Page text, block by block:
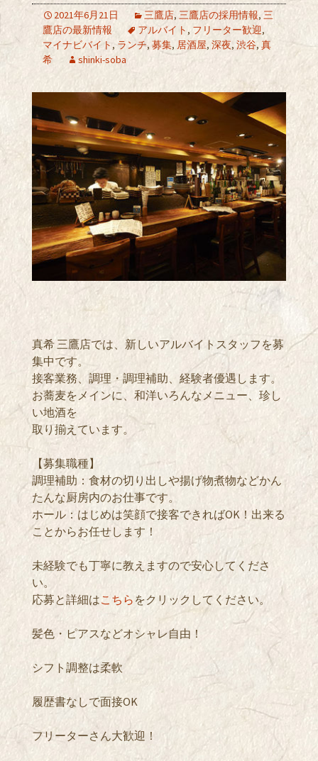
2021年6月21日 三鷹店, 三鷹店の採用情報, 三
鷹店の最新情報
アルバイト , フリーター歓迎,
マイナビバイト , ランチ, 募集, 居酒屋, 深夜, 渋谷, 真
希
shinki-soba
真希 三鷹店では、新しいアルバイトスタッフを募
集中です。
接客業務、調理・調理補助、経験者優遇します。
お蕎麦をメインに、和洋いろんなメニュー、珍し
い地酒を
取り揃えています。
【募集職種】
調理補助：食材の切り出しや揚げ物煮物などかん
たんな厨房内のお仕事です。
ホール：はじめは笑顔で接客できればOK！出来る
ことからお任せします！
未経験でも丁寧に教えますので安心してくださ
い。
応募と詳細はこちら をクリックしてください。
髪色・ピアスなどオシャレ自由！
シフト調整は柔軟
履歴書なしで面接OK
フリーターさん大歓迎！